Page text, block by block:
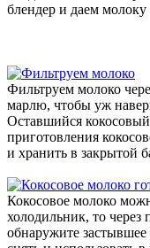
блендер и даем молоку
Фильтруем молоко
марлю, чтобы уж
Оставшийся
приготовления
и хранить в закрытой
Кокосовое молоко
холодильник, то через
обнаружите